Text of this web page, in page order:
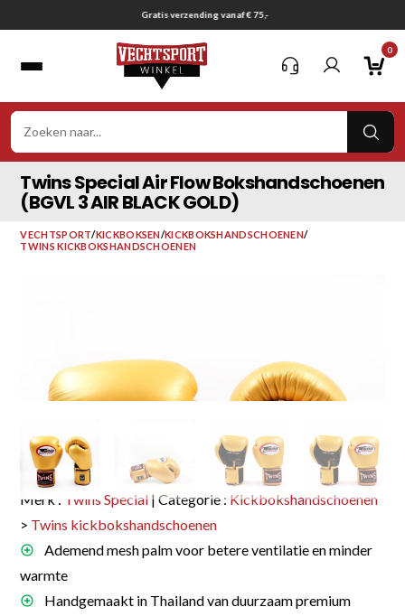
naar
Gratis verzending vanaf € 75,-
0
Twins Special Air Flow Bokshandschoenen
(BGVL 3 AIR BLACK GOLD)
VECHTSPORT/KICKBOKSEN/KICKBOKSHANDSCHOENEN/
TWINS KICKBOKSHANDSCHOENEN
Merk : Twins Special | Categorie : Kickbokshandschoenen
> Twins kickbokshandschoenen
Ademend mesh palm voor betere ventilatie en minder
warmte
Handgemaakt in Thailand van duurzaam premium